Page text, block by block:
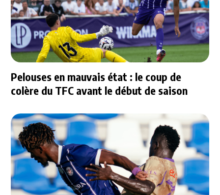
Pelouses en mauvais état : le coup de
colère du TFC avant le début de saison